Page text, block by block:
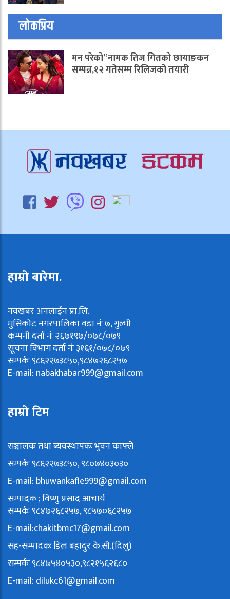
लोकप्रिय
मन परेको”नामक तिज गितको छायाङकन
सम्पन्न,१२ गतेसम्म रिलिजको तयारी
हाम्रो बारेमा.
नवखबर अनलाईन प्रा.लि.
मुसिकोट नगरपालिका वडा नंः ७, गुल्मी
कम्पनी दर्ता नंः २६७१९७/०७८/०७९
सूचना विभाग दर्ता नंः ३१६१/०७८/०७९
सम्पर्कः ९८६२२७३८५०,९८४७२६८२५७
E-mail: nabakhabar999@gmail.com
हाम्रो टिम
सञ्चालक तथा ब्यवस्थापकः भुवन काफ्ले
सम्पर्कः ९८६२२७३८५०, ९८०७४०३०३०
E-mail: bhuwankafle999@gmail.com
सम्पादक ; विष्णु प्रसाद आचार्य
सम्पर्कः ९८४७२६८२५७, ९८५७०६८२५७
E-mail:chakitbmc17@gmail.com
सह-सम्पादकः डिल बहादुर के.सी.(दिलु)
सम्पर्कः ९८४७५४०५३०,९८२१५६२६८०
E-mail: dilukc61@gmail.com